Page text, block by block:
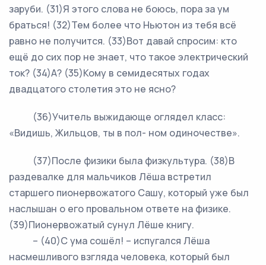
заруби. (31)Я этого слова не боюсь, пора за ум
браться! (32)Тем более что Ньютон из тебя всё
равно не получится. (33)Вот давай спросим: кто
ещё до сих пор не знает, что такое электрический
ток? (34)А? (35)Кому в семидесятых годах
двадцатого столетия это не ясно?
(36)Учитель выжидающе оглядел класс:
«Видишь, Жильцов, ты в пол- ном одиночестве».
(37)После физики была физкультура. (38)В
раздевалке для мальчиков Лёша встретил
старшего пионервожатого Сашу, который уже был
наслышан о его провальном ответе на физике.
(39)Пионервожатый сунул Лёше книгу.
– (40)С ума сошёл! – испугался Лёша
насмешливого взгляда человека, который был